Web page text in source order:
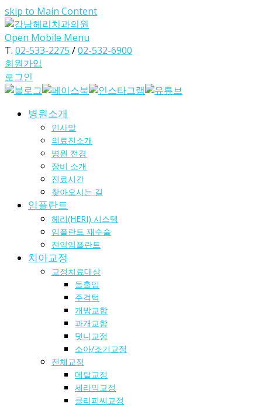
skip to Main Content
Open Mobile Menu
T. 02-533-2275 /02-532-6900
회원가입
로그인
병원소개
인사말
의료진소개
병원 전경
장비 소개
진료시간
찾아오시는 길
임플란트
헤리(HERI) 시스템
임플란트 재수술
전악임플란트
치아교정
교정치료대상
돌출입
주걱턱
개방교합
과개교합
덧니교정
소아/조기교정
전체교정
메탈교정
세라믹교정
클리피씨교정